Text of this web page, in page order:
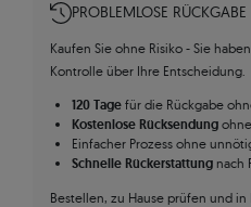
PROBLEMLOSE
Kaufen Sie ohne Risiko - Sie
Kontrolle über Ihre Entscheidung.
120 Tage für die Rückgabe
Kostenlose Rücksendung
Einfacher Prozess ohne
Schnelle Rückerstattung nach
Bestellen, zu Hause prüfen und